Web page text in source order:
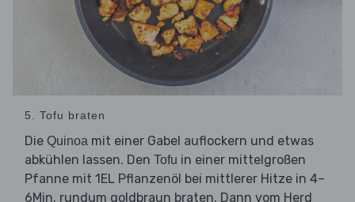
5. Tofu braten
Die Quinoa mit einer Gabel auflockern und etwas
abkühlen lassen. Den Tofu in einer mittelgroßen
Pfanne mit 1EL Pflanzenöl bei mittlerer Hitze in 4–
6Min. rundum goldbraun braten. Dann vom Herd